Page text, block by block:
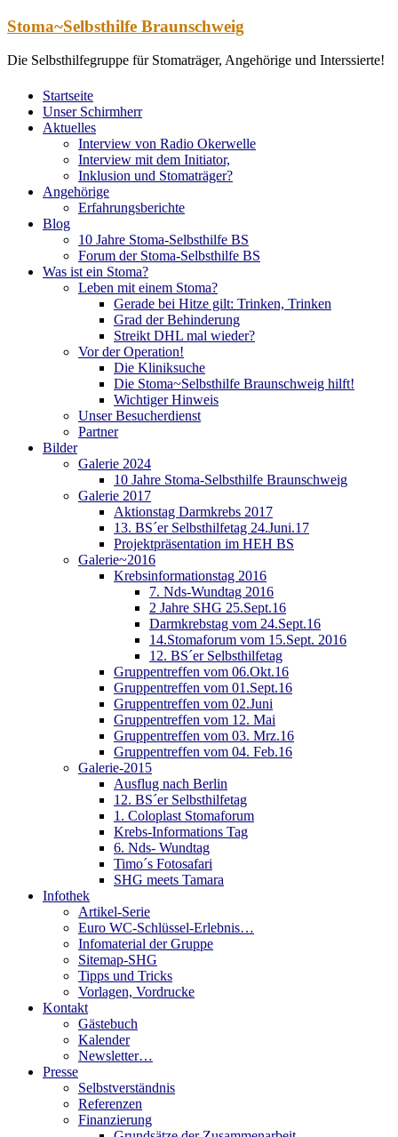
Zum
springen
Stoma~Selbsthilfe Braunschweig
Die Selbsthilfegruppe für Stomaträger, Angehörige und Interssierte!
Startseite
Unser Schirmherr
Aktuelles
Interview von Radio Okerwelle
Interview mit dem Initiator,
Inklusion und Stomaträger?
Angehörige
Erfahrungsberichte
Blog
10 Jahre Stoma-Selbsthilfe BS
Forum der Stoma-Selbsthilfe BS
Was ist ein Stoma?
Leben mit einem Stoma?
Gerade bei Hitze gilt: Trinken, Trinken
Grad der Behinderung
Streikt DHL mal wieder?
Vor der Operation!
Die Kliniksuche
Die Stoma~Selbsthilfe Braunschweig hilft!
Wichtiger Hinweis
Unser Besucherdienst
Partner
Bilder
Galerie 2024
10 Jahre Stoma-Selbsthilfe Braunschweig
Galerie 2017
Aktionstag Darmkrebs 2017
13. BS´er Selbsthilfetag 24.Juni.17
Projektpräsentation im HEH BS
Galerie~2016
Krebsinformationstag 2016
7. Nds-Wundtag 2016
2 Jahre SHG 25.Sept.16
Darmkrebstag vom 24.Sept.16
14.Stomaforum vom 15.Sept. 2016
12. BS´er Selbsthilfetag
Gruppentreffen vom 06.Okt.16
Gruppentreffen vom 01.Sept.16
Gruppentreffen vom 02.Juni
Gruppentreffen vom 12. Mai
Gruppentreffen vom 03. Mrz.16
Gruppentreffen vom 04. Feb.16
Galerie-2015
Ausflug nach Berlin
12. BS´er Selbsthilfetag
1. Coloplast Stomaforum
Krebs-Informations Tag
6. Nds- Wundtag
Timo´s Fotosafari
SHG meets Tamara
Infothek
Artikel-Serie
Euro WC-Schlüssel-Erlebnis…
Infomaterial der Gruppe
Sitemap-SHG
Tipps und Tricks
Vorlagen, Vordrucke
Kontakt
Gästebuch
Kalender
Newsletter…
Presse
Selbstverständnis
Referenzen
Finanzierung